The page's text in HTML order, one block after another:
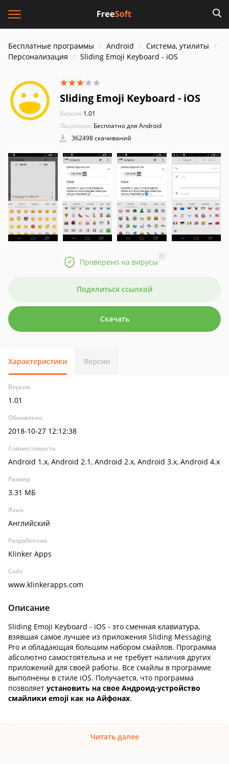
Бесплатные программы Android
Система, утилиты
Персонализация
Sliding Emoji Keyboard - iOS
Sliding Emoji Keyboard - iOS
Версия:1.01
Лицензия: Бесплатно для Android
362498 скачиваний
Проверено на вирусы
?
Поделиться ссылкой
Скачать
Характеристики Версии
Версия
1.01
Обновлено
2018-10-27 12:12:38
Совместимость
Android 1.x, Android 2.1, Android 2.x, Android 3.x, Android 4.x
Размер
3.31 МБ
Язык
Английский
Разработчик
Klinker Apps
Сайт
www.klinkerapps.com
Описание
Sliding Emoji Keyboard - iOS - это сменная клавиатура,
взявшая самое лучшее из приложения Sliding Messaging
Pro и обладающая большим набором смайлов. Программа
абсолютно самостоятельна и не требует наличия других
приложений для своей работы. Все смайлы в программе
выполнены в стиле iOS. Получается, что программа
позволяет установить на свое Андроид-устройство
смайлики emoji как на Айфонах.
Читать далее